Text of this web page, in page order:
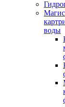
воды